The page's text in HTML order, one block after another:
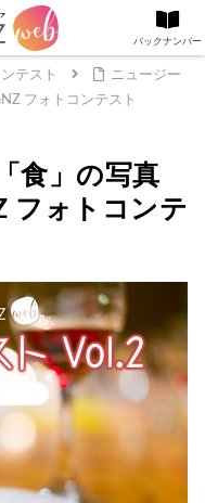
テスト
ニュージー
フォトコンテスト
食」の写真
フォトコンテ
バックナンバー